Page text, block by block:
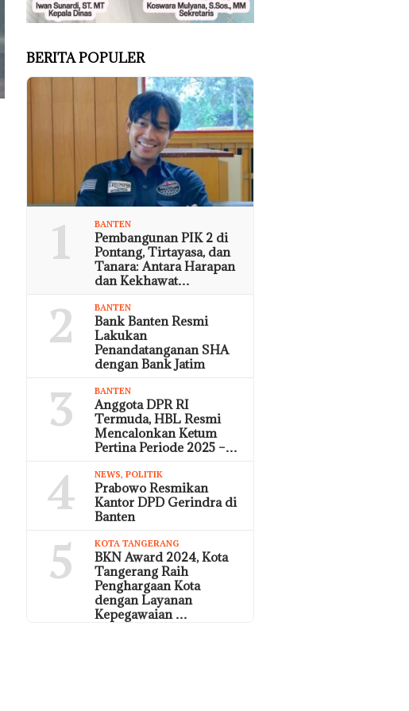
BERITA POPULER
1 BANTEN
Pembangunan PIK 2 di
Pontang, Tirtayasa, dan
Tanara: Antara Harapan
dan Kekhawat…
2 BANTEN
Bank Banten Resmi
Lakukan
Penandatanganan SHA
dengan Bank Jatim
3 BANTEN
Anggota DPR RI
Termuda, HBL Resmi
Mencalonkan Ketum
Pertina Periode 2025 –…
4 NEWS,POLITIK
Prabowo Resmikan
Kantor DPD Gerindra di
Banten
5 KOTA TANGERANG
BKN Award 2024, Kota
Tangerang Raih
Penghargaan Kota
dengan Layanan
Kepegawaian …